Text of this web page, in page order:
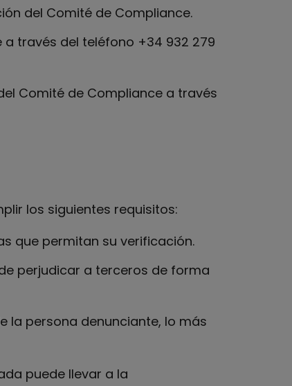
del Comité de Compliance.
través del teléfono +34 932 279
Comité de Compliance a través
los siguientes requisitos:
que permitan su verificación.
perjudicar a terceros de forma
la persona denunciante, lo más
puede llevar a la